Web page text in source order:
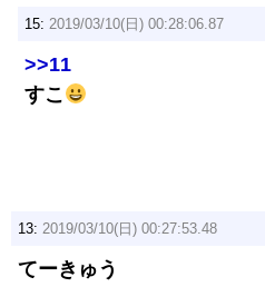
15: 2019/03/10(日) 00:28:06.87
>>11
すこ
13: 2019/03/10(日) 00:27:53.48
てーきゅう